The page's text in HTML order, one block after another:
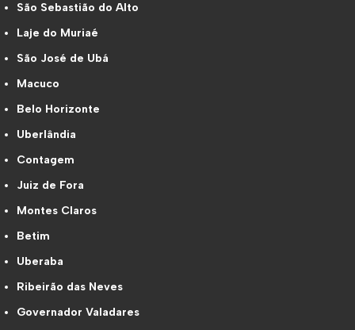
São Sebastião do Alto
Laje do Muriaé
São José de Ubá
Macuco
Belo Horizonte
Uberlândia
Contagem
Juiz de Fora
Montes Claros
Betim
Uberaba
Ribeirão das Neves
Governador Valadares